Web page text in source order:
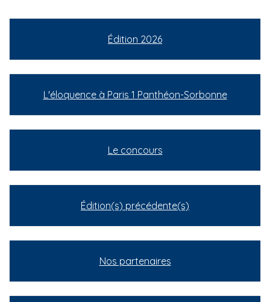
Édition 2026
L'éloquence à Paris 1 Panthéon-Sorbonne
Le concours
Édition(s) précédente(s)
Nos partenaires